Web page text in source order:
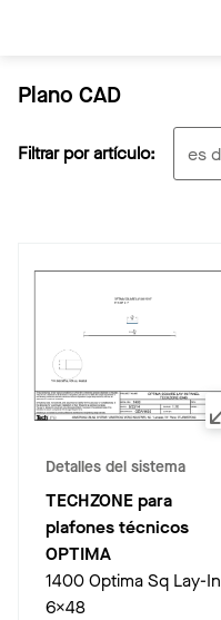
Plano CAD
Filtrar por artículo:
Detalles del sistema
TECHZONE para
plafones técnicos
OPTIMA
1400 Optima Sq Lay-In
6x48